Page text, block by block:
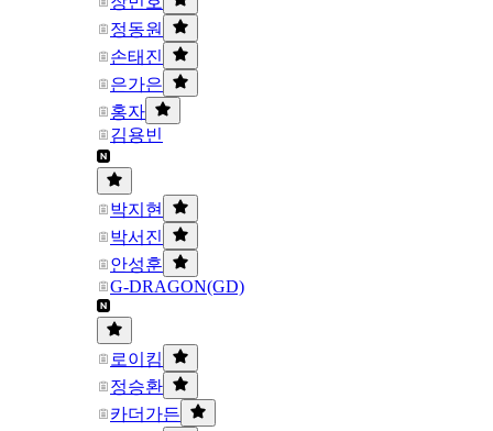
정동원
손태진
은가은
홍자
김용빈
박지현
박서진
안성훈
G-DRAGON(GD)
로이킴
정승환
카더가든